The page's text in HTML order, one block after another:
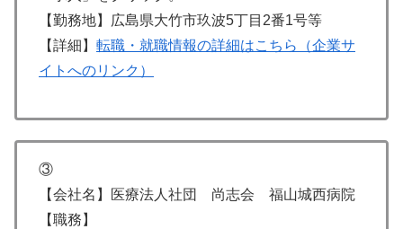
【勤務地】広島県大竹市玖波5丁目2番1号等
【詳細】 転職・就職情報の詳細はこちら（企業サ
イトへのリンク）
③
【会社名】医療法人社団 尚志会 福山城西病院
【職務】